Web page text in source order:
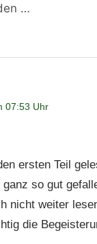
…
07:53 Uhr
ersten Teil
so gut
nicht weiter
die